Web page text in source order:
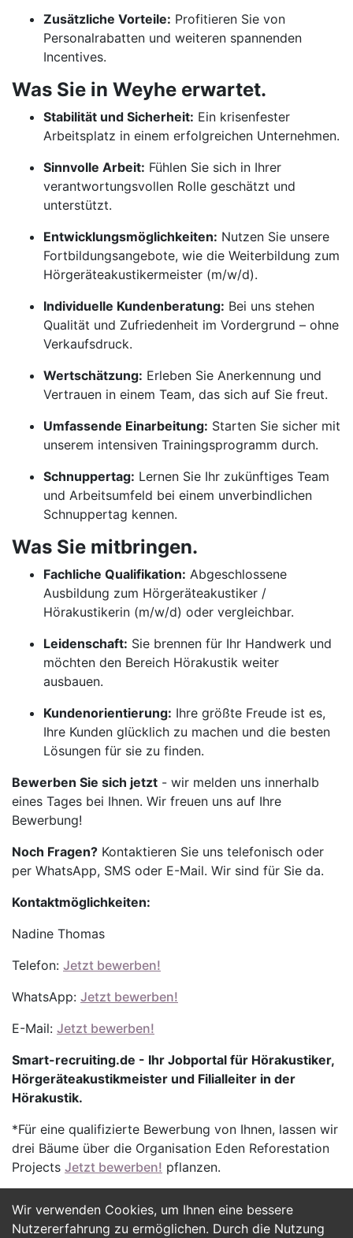
Wir verwenden Cookies, um Ihnen eine bessere
Nutzererfahrung zu ermöglichen. Durch die Nutzung
Zusätzliche Vorteile: Profitieren Sie von
Personalrabatten und weiteren spannenden
Incentives.
Was Sie in Weyhe erwartet.
Stabilität und Sicherheit: Ein krisenfester
Arbeitsplatz in einem erfolgreichen Unternehmen.
Sinnvolle Arbeit: Fühlen Sie sich in Ihrer
verantwortungsvollen Rolle geschätzt und
unterstützt.
Entwicklungsmöglichkeiten: Nutzen Sie unsere
Fortbildungsangebote, wie die Weiterbildung zum
Hörgeräteakustikermeister (m/w/d).
Individuelle Kundenberatung: Bei uns stehen
Qualität und Zufriedenheit im Vordergrund – ohne
Verkaufsdruck.
Wertschätzung: Erleben Sie Anerkennung und
Vertrauen in einem Team, das sich auf Sie freut.
Umfassende Einarbeitung: Starten Sie sicher mit
unserem intensiven Trainingsprogramm durch.
Schnuppertag: Lernen Sie Ihr zukünftiges Team
und Arbeitsumfeld bei einem unverbindlichen
Schnuppertag kennen.
Was Sie mitbringen.
Fachliche Qualifikation: Abgeschlossene
Ausbildung zum Hörgeräteakustiker /
Hörakustikerin (m/w/d) oder vergleichbar.
Leidenschaft: Sie brennen für Ihr Handwerk und
möchten den Bereich Hörakustik weiter
ausbauen.
Kundenorientierung: Ihre größte Freude ist es,
Ihre Kunden glücklich zu machen und die besten
Lösungen für sie zu finden.
Bewerben Sie sich jetzt - wir melden uns innerhalb
eines Tages bei Ihnen. Wir freuen uns auf Ihre
Bewerbung!
Noch Fragen? Kontaktieren Sie uns telefonisch oder
per WhatsApp, SMS oder E-Mail. Wir sind für Sie da.
Kontaktmöglichkeiten:
Nadine Thomas
Telefon: Jetzt bewerben!
WhatsApp: Jetzt bewerben!
E-Mail: Jetzt bewerben!
Smart-recruiting.de - Ihr Jobportal für Hörakustiker,
Hörgeräteakustikmeister und Filialleiter in der
Hörakustik.
*Für eine qualifizierte Bewerbung von Ihnen, lassen wir
drei Bäume über die Organisation Eden Reforestation
Projects Jetzt bewerben! pflanzen.
Jetzt Bewerben